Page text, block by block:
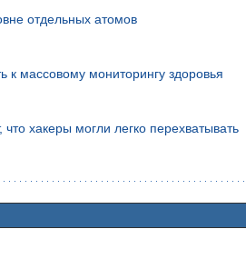
отдельных атомов
к массовому мониторингу здоровья
хакеры могли легко перехватывать